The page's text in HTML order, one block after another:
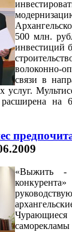
500 млн.
инвестиций
волоконно-
связи в
услуг.
на
«Выжить -